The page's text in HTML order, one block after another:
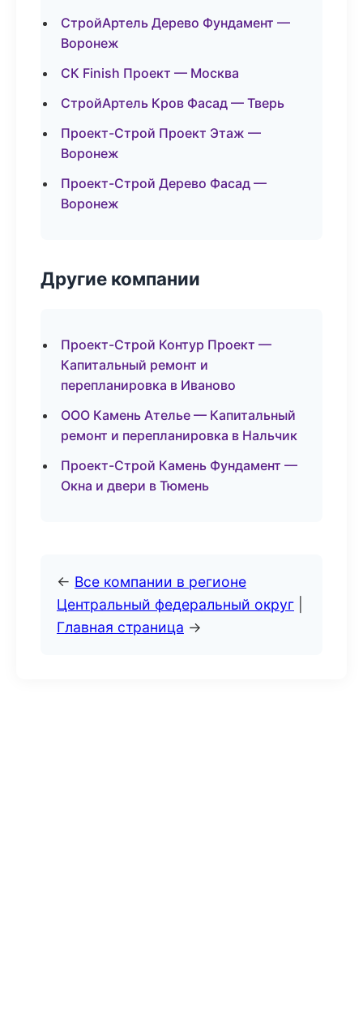
СтройАртель Дерево Фундамент —
Воронеж
СК Finish Проект — Москва
СтройАртель Кров Фасад — Тверь
Проект-Строй Проект Этаж —
Воронеж
Проект-Строй Дерево Фасад —
Воронеж
Другие компании
Проект-Строй Контур Проект —
Капитальный ремонт и
перепланировка в Иваново
ООО Камень Ателье — Капитальный
ремонт и перепланировка в Нальчик
Проект-Строй Камень Фундамент —
Окна и двери в Тюмень
← Все компании в регионе
Центральный федеральный округ
Главная страница →